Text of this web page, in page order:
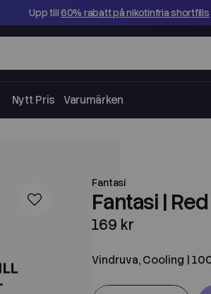
Upp till60% rabatt på nikotinfria shortfills
Nytt Pris Varumärken
Fantasi
Fantasi |
169 kr
Vindruva, Cooling |